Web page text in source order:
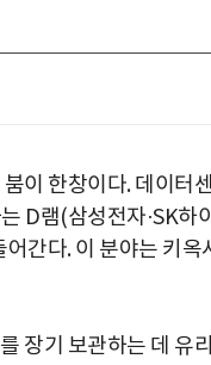
이 한창이다. 데이터센
D램(삼성전자·SK하이
간다. 이 분야는 키옥
장기 보관하는 데 유리